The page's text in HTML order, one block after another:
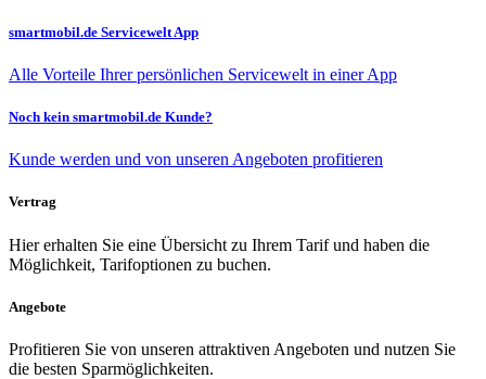
smartmobil.de Servicewelt App
Alle Vorteile Ihrer persönlichen Servicewelt in einer App
Noch kein smartmobil.de Kunde?
Kunde werden und von unseren Angeboten profitieren
Vertrag
Hier erhalten Sie eine Übersicht zu Ihrem Tarif und haben die
Möglichkeit, Tarifoptionen zu buchen.
Angebote
Profitieren Sie von unseren attraktiven Angeboten und nutzen Sie
die besten Sparmöglichkeiten.